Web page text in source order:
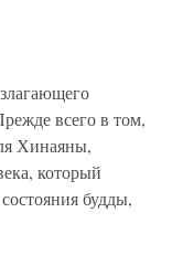
всего в том,
Хинаяны,
который
будды,